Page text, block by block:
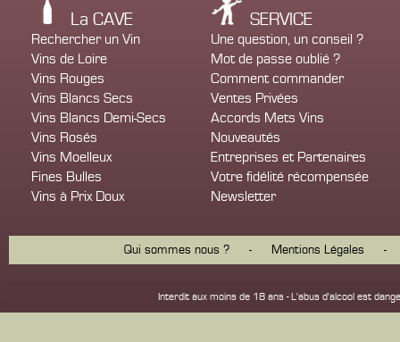
La CAVE
Rechercher un Vin
Vins de Loire
Vins Rouges
Vins Blancs Secs
Vins Blancs Demi-Secs
Vins Rosés
Vins Moelleux
Fines Bulles
Vins à Prix Doux
SERVICE
Une question, un conseil ?
Mot de passe oublié ?
Comment commander
Ventes Privées
Accords Mets Vins
Nouveautés
Entreprises et Partenaires
Votre fidélité récompensée
Newsletter
Qui sommes nous ? - Mentions Légales -
Interdit aux moins de 18 ans - L'abus d'alcool est